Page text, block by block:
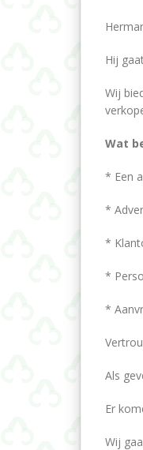
Hij
Wij
Wat
* Een
*
*
*
*
Als
Er
Wij